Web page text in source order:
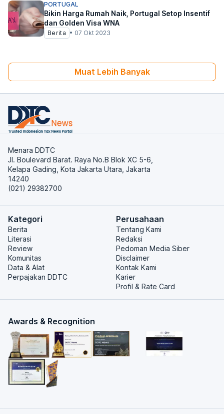
PORTUGAL
Bikin Harga Rumah Naik, Portugal Setop Insentif
dan Golden Visa WNA
Berita • 07 Okt 2023
Muat Lebih Banyak
Menara DDTC
Jl. Boulevard Barat. Raya No.B Blok XC 5-6,
Kelapa Gading, Kota Jakarta Utara, Jakarta
14240
(021) 29382700
Kategori
Berita
Literasi
Review
Komunitas
Data & Alat
Perpajakan DDTC
Perusahaan
Tentang Kami
Redaksi
Pedoman Media Siber
Disclaimer
Kontak Kami
Karier
Profil & Rate Card
Awards & Recognition